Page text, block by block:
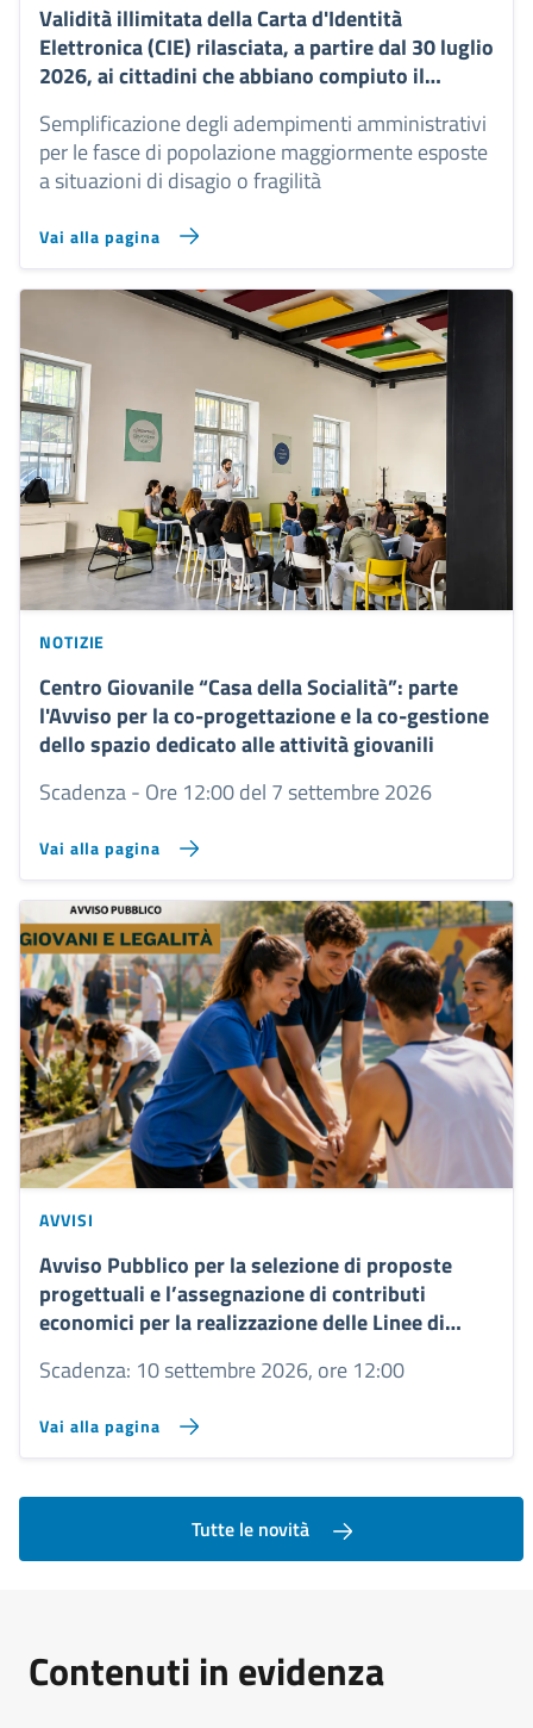
Validità illimitata della Carta d'Identità
Elettronica (CIE) rilasciata, a partire dal 30 luglio
2026, ai cittadini che abbiano compiuto il
Semplificazione degli adempimenti amministrativi
per le fasce di popolazione maggiormente esposte
a situazioni di disagio o fragilità
Vai alla pagina
NOTIZIE
Centro Giovanile “Casa della Socialità”: parte
l'Avviso per la co-progettazione e la co-gestione
dello spazio dedicato alle attività giovanili
Scadenza - Ore 12:00 del 7 settembre 2026
Vai alla pagina
AVVISI
Avviso Pubblico per la selezione di proposte
progettuali e l’assegnazione di contributi
economici per la realizzazione delle Linee di
Legalità – Anno 2026”
Scadenza: 10 settembre 2026, ore 12:00
Vai alla pagina
Tutte le novità
Contenuti in evidenza